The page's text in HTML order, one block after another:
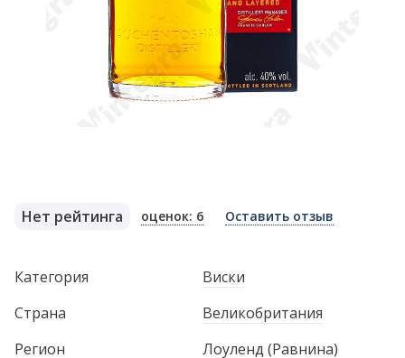
Нет рейтинга оценок: 6 Оставить отзыв
Категория
Виски
Страна
Великобритания
Регион
Лоуленд (Равнина)